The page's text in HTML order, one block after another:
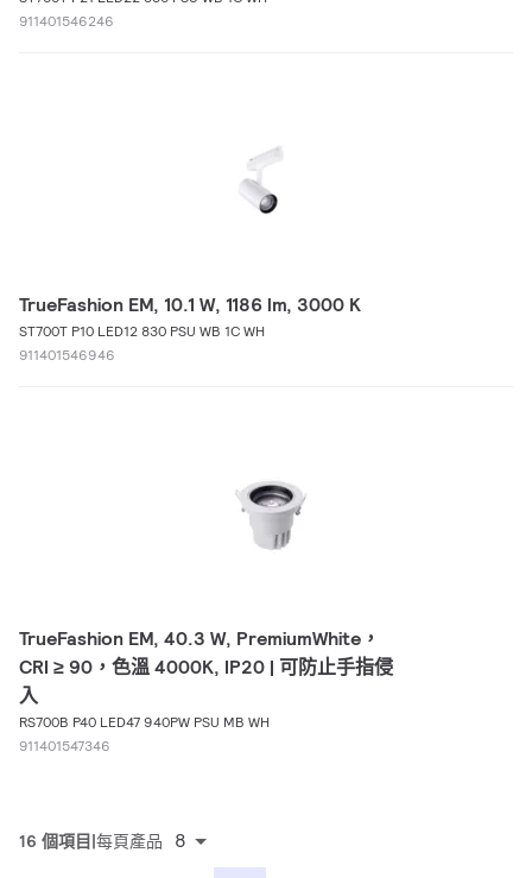
911401546246
TrueFashion EM, 10.1 W, 1186 lm, 3000 K
ST700T P10 LED12 830 PSU WB 1C WH
911401546946
TrueFashion EM, 40.3 W, PremiumWhite，
CRI ≥ 90，色溫 4000K, IP20 | 可防止手指侵
入
RS700B P40 LED47 940PW PSU MB WH
911401547346
16 個項目 每頁產品 8